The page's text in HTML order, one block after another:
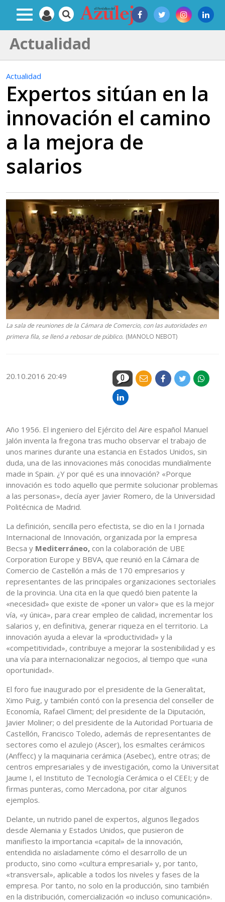
Actualidad
Actualidad
Expertos sitúan en la
innovación el camino
a la mejora de
salarios
La sala de reuniones de la Cámara de Comercio, con las autoridades en
primera fila, se llenó a rebosar de público. (MANOLO NEBOT)
20.10.2016 20:49 0
Año 1956. El ingeniero del Ejército del Aire español Manuel
Jalón inventa la fregona tras mucho observar el trabajo de
unos marines durante una estancia en Estados Unidos, sin
duda, una de las innovaciones más conocidas mundialmente
made in Spain. ¿Y por qué es una innovación? «Porque
innovación es todo aquello que permite solucionar problemas
a las personas», decía ayer Javier Romero, de la Universidad
Politécnica de Madrid.
La definición, sencilla pero efectista, se dio en la I Jornada
Internacional de Innovación, organizada por la empresa
Becsa y Mediterráneo, con la colaboración de UBE
Corporation Europe y BBVA, que reunió en la Cámara de
Comercio de Castellón a más de 170 empresarios y
representantes de las principales organizaciones sectoriales
de la provincia. Una cita en la que quedó bien patente la
«necesidad» que existe de «poner un valor» que es la mejor
vía, «y única», para crear empleo de calidad, incrementar los
salarios y, en definitiva, generar riqueza en el territorio. La
innovación ayuda a elevar la «productividad» y la
«competitividad», contribuye a mejorar la sostenibilidad y es
una vía para internacionalizar negocios, al tiempo que «una
oportunidad».
El foro fue inaugurado por el presidente de la Generalitat,
Ximo Puig, y también contó con la presencia del conseller de
Economía, Rafael Climent; del presidente de la Diputación,
Javier Moliner; o del presidente de la Autoridad Portuaria de
Castellón, Francisco Toledo, además de representantes de
sectores como el azulejo (Ascer), los esmaltes cerámicos
(Anffecc) y la maquinaria cerámica (Asebec), entre otras; de
centros empresariales y de investigación, como la Universitat
Jaume I, el Instituto de Tecnología Cerámica o el CEEI; y de
firmas punteras, como Mercadona, por citar algunos
ejemplos.
Delante, un nutrido panel de expertos, algunos llegados
desde Alemania y Estados Unidos, que pusieron de
manifiesto la importancia «capital» de la innovación,
entendida no aisladamente cómo el desarrollo de un
producto, sino como «cultura empresarial» y, por tanto,
«transversal», aplicable a todos los niveles y fases de la
empresa. Por tanto, no solo en la producción, sino también
en la distribución, comercialización «o incluso comunicación».